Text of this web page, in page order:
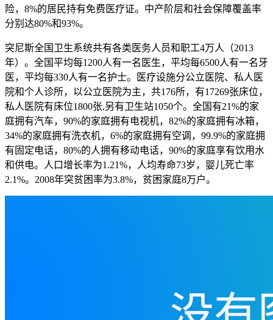
险，8%的居民持有免费医疗证。中产阶层和社会保障覆盖率
分别达80%和93%。
突尼斯全国卫生系统共有各类医务人员和职工4万人（2013
年）。全国平均每1200人有一名医生，平均每6500人有一名牙
医，平均每330人有一名护士。医疗设施分公立医院、私人医
院和个人诊所，以公立医院为主，共176所，有17269张床位，
私人医院有床位1800张,另有卫生站1050个。全国有21%的家
庭拥有汽车，90%的家庭拥有电视机，82%的家庭拥有冰箱，
34%的家庭拥有洗衣机，6%的家庭拥有空调，99.9%的家庭拥
有固定电话，80%的人拥有移动电话，90%的家庭享有饮用水
和供电。人口增长率为1.21%，人均寿命73岁，婴儿死亡率
2.1%。2008年突贫困率为3.8%，贫困家庭8万户。